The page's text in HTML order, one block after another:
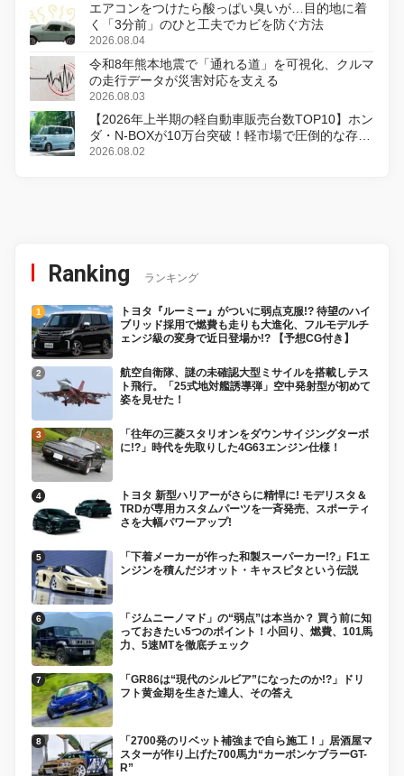
エアコンをつけたら酸っぱい臭いが…目的地に着
く「3分前」のひと工夫でカビを防ぐ方法
2026.08.04
令和8年熊本地震で「通れる道」を可視化、クルマ
の走行データが災害対応を支える
2026.08.03
【2026年上半期の軽自動車販売台数TOP10】ホン
ダ・N-BOXが10万台突破！軽市場で圧倒的な存在
感
2026.08.02
Ranking ランキング
トヨタ『ルーミー』がついに弱点克服!? 待望のハイ
ブリッド採用で燃費も走りも大進化、フルモデルチ
ェンジ級の変身で近日登場か!? 【予想CG付き】
航空自衛隊、謎の未確認大型ミサイルを搭載しテス
ト飛行。「25式地対艦誘導弾」空中発射型が初めて
姿を見せた！
「往年の三菱スタリオンをダウンサイジングターボ
に!?」時代を先取りした4G63エンジン仕様！
トヨタ 新型ハリアーがさらに精悍に! モデリスタ＆
TRDが専用カスタムパーツを一斉発売、スポーティ
さを大幅パワーアップ!
「下着メーカーが作った和製スーパーカー!?」F1エ
ンジンを積んだジオット・キャスピタという伝説
「ジムニーノマド」の“弱点”は本当か？ 買う前に知
っておきたい5つのポイント！小回り、燃費、101馬
力、5速MTを徹底チェック
「GR86は“現代のシルビア”になったのか!?」ドリ
フト黄金期を生きた達人、その答え
「2700発のリベット補強まで自ら施工！」居酒屋マ
スターが作り上げた700馬力“カーボンケブラーGT-
R”